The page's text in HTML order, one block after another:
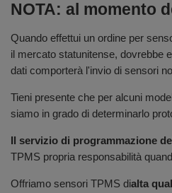
NOTA: al momento
Quando effettui un ordine per
il mercato statunitense, dovrebbe
dati comporterà l'invio di sensori
Tieni presente che per alcuni
siamo in grado di determinarlo
Il servizio di programmazione
TPMS propria responsabilità
Offriamo sensori TPMS dialta